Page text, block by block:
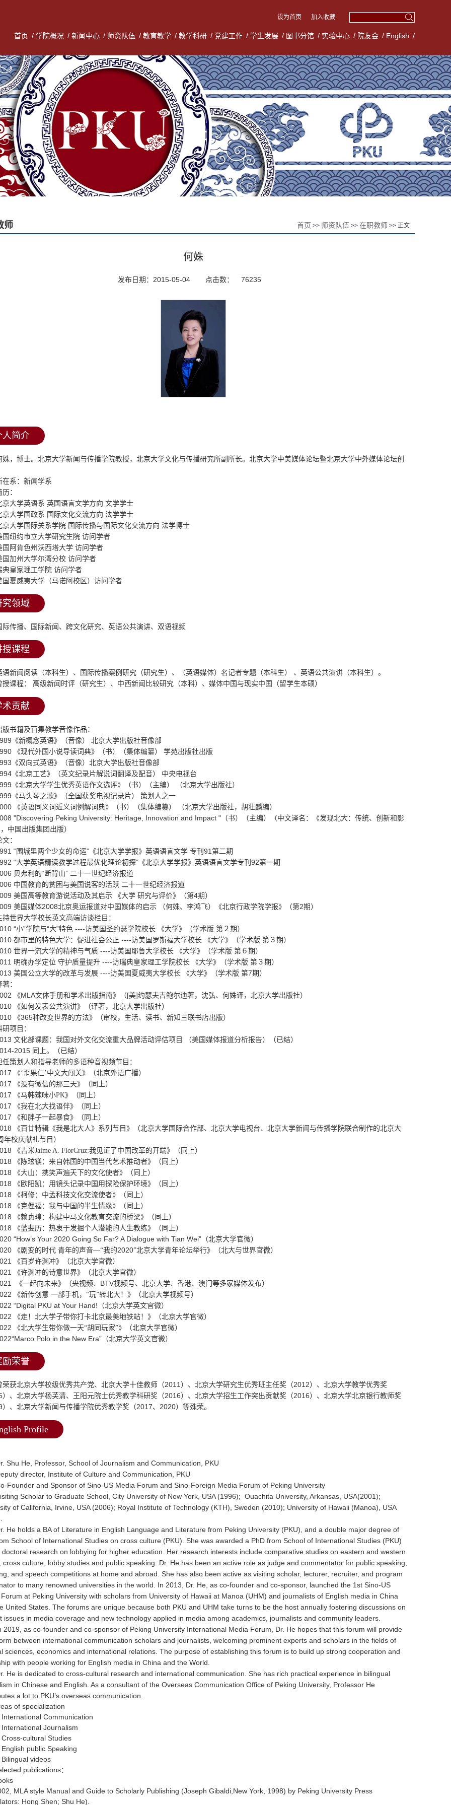
设为首页 加入收藏
首页 / 学院概况 / 新闻中心 / 师资队伍 / 教育教学 / 教学科研 / 党建工作 / 学生发展 / 图书分馆 / 实验中心 / 院友会 / English /
师 首页 >> 师资队伍 >> 在职教师 >> 正文
何姝
发布日期：2015-05-04 点击数： 76235
人简介
姝，博士。北京大学新闻与传播学院教授，北京大学文化与传播研究所副所长。北京大学中美媒体论坛暨北京大学中外媒体论坛创
在系：新闻学系
：
京大学英语系 英国语言文学方向 文学学士
京大学国政系 国际文化交流方向 法学学士
京大学国际关系学院 国际传播与国际文化交流方向 法学博士
国纽约市立大学研究生院 访问学者
国阿肯色州沃西塔大学 访问学者
国加州大学尔湾分校 访问学者
典皇家理工学院 访问学者
国夏威夷大学（马诺阿校区）访问学者
究领域
际传播、国际新闻、跨文化研究、英语公共演讲、双语视频
授课程
语新闻阅读（本科生）、国际传播案例研究（研究生）、（英语媒体）名记者专题（本科生）
、英语公共演讲（本科生）。
授课程：
高级新闻时评（研究生）、中西新闻比较研究（本科）、媒体中国与现实中国（留学生本硕）
术贡献
版书籍及百集教学音像作品：
《新概念英语》（音像）
北京大学出版社音像部
《现代外国小说导读词典》（书）（集体编纂）
学苑出版社出版
《双向式英语》（音像）北京大学出版社音像部
《北京工艺》（英文纪录片解说词翻译及配音）
中央电视台
《北京大学学生优秀英语作文选评》（书）（主编）
（北京大学出版社）
《马头琴之歌》（全国获奖电视记录片）
策划人之一
《英语同义词近义词例解词典》（书）（集体编纂）
（北京大学出版社，胡壮麟编）
"Discovering Peking University: Heritage, Innovation and Impact " （书）（主编）（中文译名：《发现北大：传统、创新和影
中国出版集团出版）
：
“围城里两个少女的命运” 《北京大学学报》英语语言文学 专刊 91第二期
“大学英语精读教学过程最优化理论初探” 《北京大学学报》英语语言文学专刊 92第一期
贝弗利的“断背山” 二十一世纪经济报道
中国教育的贫困与美国说客的活跃 二十一世纪经济报道
美国高等教育游说活动及其启示 《大学 研究与评价》（第4期）
美国媒体2008北京奥运报道对中国媒体的启示 （何姝、李鸿飞）《北京行政学院学报》（第2期）
持世界大学校长英文高端访谈栏目：
“小”学院与“大”特色 ----访美国圣约瑟学院校长 《大学》（学术版 第２期）
都市里的特色大学：促进社会公正 ----访美国罗斯福大学校长 《大学》（学术版 第３期）
世界一流大学的精神与气质 ----访美国耶鲁大学校长 《大学》（学术版 第６期）
明确办学定位 守护质量提升 ----访瑞典皇家理工学院校长 《大学》（学术版 第３期）
美国公立大学的改革与发展 ----访美国夏威夷大学校长 《大学》（学术版 第7期）
：
《MLA文体手册和学术出版指南》（[美]约瑟夫吉鲍尔迪著，沈弘、何姝译，北京大学出版社）
《如何发表公共演讲》（译著，北京大学出版社）
《365种改变世界的方法》（审校，生活、读书、新知三联书店出版）
研项目：
文化部课题：我国对外文化交流重大品牌活动评估项目
（美国媒体报道分析报告）（已结）
2015 同上。（已结）
任策划人和指导老师的多语种音视频节目：
《‘歪果仁’中文大闯关》（北京外语广播）
《没有微信的那三天》（同上）
《马韩辣味小PK》（同上）
《我在北大找语伴》（同上）
《和胖子一起暴食》（同上）
《百廿特辑《我是北大人》系列节目》（北京大学国际合作部、北京大学电视台、北京大学新闻与传播学院联合制作的北京大
年校庆献礼节目）
《吉米Jaime A. FlorCruz:我见证了中国改革的开端》（同上）
《陈玹镁：来自韩国的中国当代艺术推动者》（同上）
《大山：携笑声遍天下的文化使者》（同上）
《欧阳凯：用镜头记录中国用探险保护环境》（同上）
《柯修：中孟科技文化交流使者》（同上）
《克俚福：我与中国的半生情缘》（同上）
《赖贞瑝：构建中马文化教育交流的桥梁》（同上）
《蓝斐历：热衷于发掘个人潜能的人生教练》（同上）
“How’s Your 2020 Going So Far? A Dialogue with Tian Wei” （北京大学官微）
《剧变的时代 青年的声音—“我的2020”北京大学青年论坛举行》（北大与世界官微）
《百岁许渊冲》（北京大学官微）
《许渊冲的诗意世界》（北京大学官微）
《一起向未来》（央视频、 BTV视频号、北京大学、香港、澳门 等多家媒体发布）
《新传创意 一部手机，“玩”转北大！》（北京大学视频号）
“Digital PKU at Your Hand! （北京大学英文官微）
《走！北大学子带你打卡北京最美地铁站！》（北京大学官微）
《北大学生带你做一天“胡同玩家”》（北京大学官微）
Polo in the New Era” （北京大学英文官微）
励荣誉
荣获北京大学校级优秀共产党、北京大学十佳教师（2011）、北京大学研究生优秀班主任奖（2012）、北京大学教学优秀奖
）、北京大学杨芙清、王阳元院士优秀教学科研奖（2016）、北京大学招生工作突出贡献奖（2016）、北京大学北京银行教师奖
）、北京大学新闻与传播学院优秀教学奖（2017、2020）等殊荣。
Profile
Shu He, Professor, School of Journalism and Communication, PKU
director, Institute of Culture and Communication, PKU
Founder and Sponsor of Sino-US Media Forum and Sino-Foreign Media Forum of Peking University
Scholar to Graduate School, City University of New York, USA (1996); Ouachita University, Arkansas, USA(2001);
of California, Irvine, USA (2006); Royal Institute of Technology (KTH), Sweden (2010); University of Hawaii (Manoa), USA
He holds a BA of Literature in English Language and Literature from Peking University (PKU), and a double major degree of
School of International Studies on cross culture (PKU). She was awarded a PhD from School of International Studies (PKU)
doctoral research on lobbying for higher education. Her research interests include comparative studies on eastern and western
cross culture, lobby studies and public speaking. Dr. He has been an active role as judge and commentator for public speaking,
and speech competitions at home and abroad. She has also been active as visiting scholar, lecturer, recruiter, and program
to many renowned universities in the world. In 2013, Dr. He, as co-founder and co-sponsor, launched the 1st Sino-US
at Peking University with scholars from University of Hawaii at Manoa (UHM) and journalists of English media in China
United States. The forums are unique because both PKU and UHM take turns to be the host annually fostering discussions on
issues in media coverage and new technology applied in media among academics, journalists and community leaders.
2019, as co-founder and co-sponsor of Peking University International Media Forum, Dr. He hopes that this forum will provide
between international communication scholars and journalists, welcoming prominent experts and scholars in the fields of
sciences, economics and international relations. The purpose of establishing this forum is to build up strong cooperation and
with people working for English media in China and the World.
He is dedicated to cross-cultural research and international communication. She has rich practical experience in bilingual
in Chinese and English. As a consultant of the Overseas Communication Office of Peking University, Professor He
a lot to PKU’s overseas communication.
of specialization
International Communication
International Journalism
Cross-cultural Studies
English public Speaking
Bilingual videos
publications：
MLA style Manual and Guide to Scholarly Publishing (Joseph Gibaldi,New York, 1998) by Peking University Press
Hong Shen; Shu He).